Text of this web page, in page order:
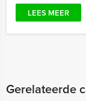
LEES MEER
Gerelateerde